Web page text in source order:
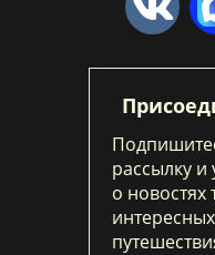
рассылку
о новостях